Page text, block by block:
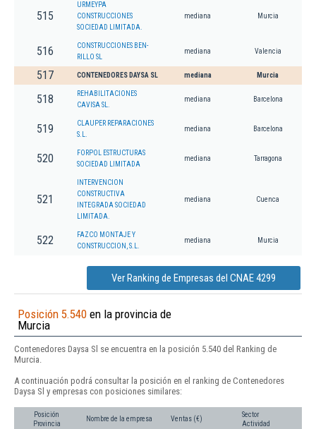
515
URMEYPA
CONSTRUCCIONES
SOCIEDAD LIMITADA.
mediana Murcia
516
CONSTRUCCIONES BEN-
RILLO SL
mediana Valencia
517 CONTENEDORES DAYSA SL mediana Murcia
518
REHABILITACIONES
CAVISA SL.
mediana Barcelona
519
CLAUPER REPARACIONES
S.L.
mediana Barcelona
520
FORPOL ESTRUCTURAS
SOCIEDAD LIMITADA
mediana Tarragona
521
INTERVENCION
CONSTRUCTIVA
INTEGRADA SOCIEDAD
LIMITADA.
mediana Cuenca
522
FAZCO MONTAJE Y
CONSTRUCCION, S.L.
mediana Murcia
Ver Ranking de Empresas del CNAE 4299
Posición 5.540 en la provincia de
Murcia
Contenedores Daysa Sl se encuentra en la posición 5.540 del Ranking de
Murcia.
A continuación podrá consultar la posición en el ranking de Contenedores
Daysa Sl y empresas con posiciones similares:
Posición
Provincia
Nombre de la empresa Ventas (€)
Sector
Actividad